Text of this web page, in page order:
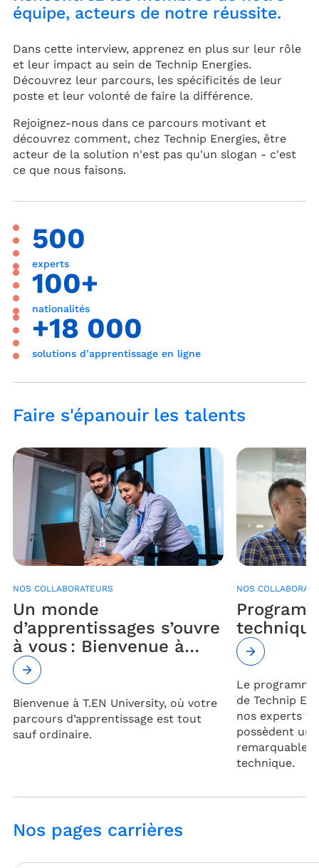
équipe, acteurs de notre réussite.
Dans cette interview, apprenez en plus sur leur rôle
et leur impact au sein de Technip Energies.
Découvrez leur parcours, les spécificités de leur
poste et leur volonté de faire la différence.
Rejoignez-nous dans ce parcours motivant et
découvrez comment, chez Technip Energies, être
acteur de la solution n'est pas qu'un slogan - c'est
ce que nous faisons.
500
experts
100+
nationalités
+18 000
solutions d’apprentissage en ligne
Faire s'épanouir les talents
NOS COLLABORATEURS
Un monde
d’apprentissages s’ouvre
à vous : Bienvenue à
T.EN University !
Bienvenue à T.EN University, où votre
parcours d’apprentissage est tout
sauf ordinaire.
NOS
Le
de Technip
nos experts
possèdent
remarquable
technique.
Nos pages carrières